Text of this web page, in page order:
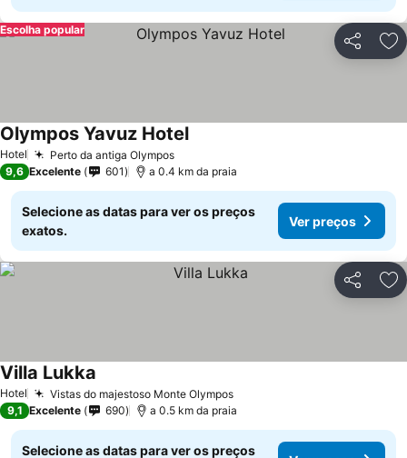
Partilhar
Escolha popular
Hotel Perto da antiga Olympos
Olympos Yavuz Hotel
9,6 Excelente 601 a 0.4 km da praia
Selecione as datas para ver os preços
exatos.
Ver preços
Partilhar
Hotel Vistas do majestoso Monte Olympos
Villa Lukka
9,1 Excelente 690 a 0.5 km da praia
Selecione as datas para ver os preços